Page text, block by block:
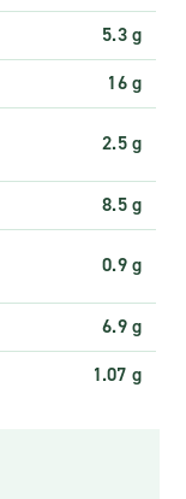
5.3 g
16 g
2.5 g
8.5 g
0.9 g
6.9 g
1.07 g